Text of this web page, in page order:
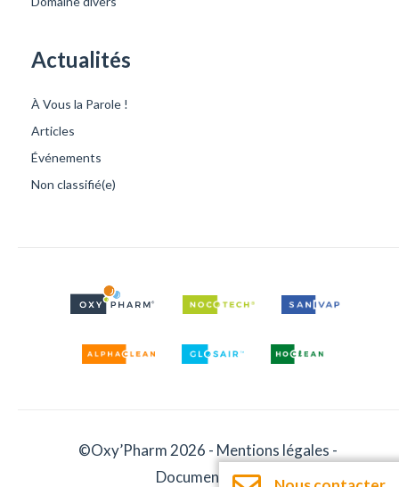
Actualités
À Vous la Parole !
Articles
Événements
Non classifié(e)
©Oxy’Pharm 2026 - Mentions légales -
Documentation